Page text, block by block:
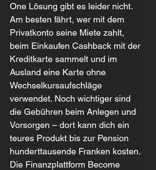
One Lösung gibt es leider nicht.
Am besten fährt, wer mit dem
Privatkonto seine Miete zahlt,
beim Einkaufen Cashback mit der
Kreditkarte sammelt und im
Ausland eine Karte ohne
Wechselkursaufschläge
verwendet. Noch wichtiger sind
die Gebühren beim Anlegen und
Vorsorgen – dort kann dich ein
teures Produkt bis zur Pension
hunderttausende Franken kosten.
Die Finanzplattform Become